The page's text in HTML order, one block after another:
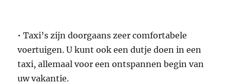
• Taxi’s zijn doorgaans zeer comfortabele
voertuigen. U kunt ook een dutje doen in een
taxi, allemaal voor een ontspannen begin van
uw vakantie.